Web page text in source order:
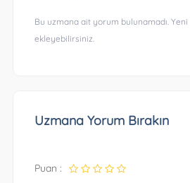
Bu uzmana ait yorum bulunamadı.
ekleyebilirsiniz.
Uzmana Yorum Bırakın
Puan :